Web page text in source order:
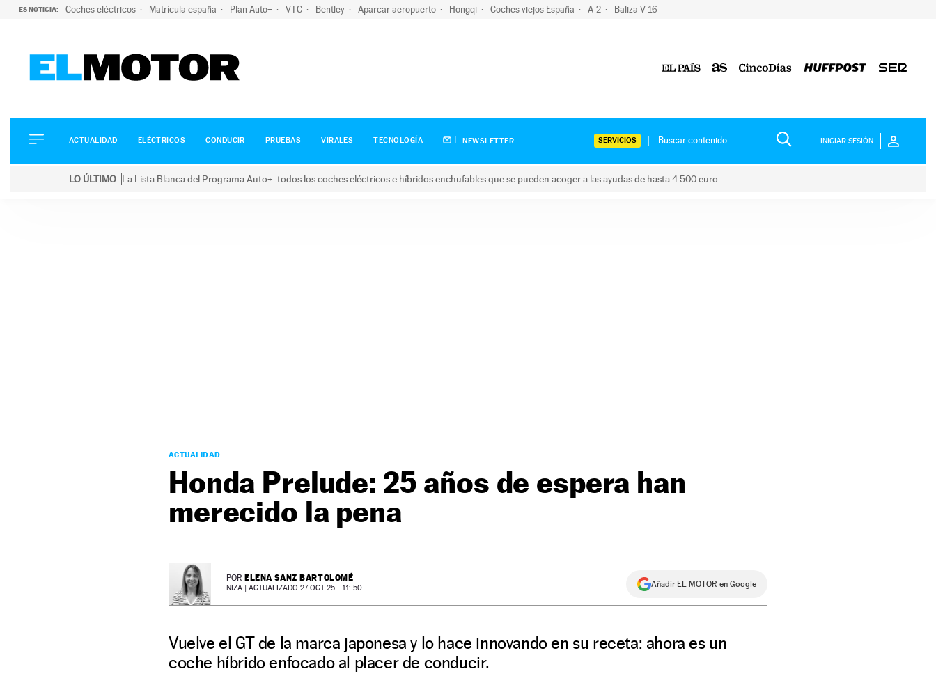
ES NOTICIA: Coches eléctricos Matrícula españa Plan Auto+ VTC Bentley Aparcar aeropuerto Hongqi Coches viejos España A-2 Baliza V-16
ELÉCTRICOS
CONDUCIR
ACTUALIDAD ELÉCTRICOS CONDUCIR PRUEBAS VIRALES TECNOLOGÍA NEWSLETTER SERVICIOS INICIAR SESIÓN
LO ÚLTIMO La Lista Blanca del Programa Auto+: todos los coches eléctricos e híbridos enchufables que se pueden acoger a las ayudas de hasta 4.500 euro
ACTUALIDAD
Honda Prelude: 25 años de espera han
merecido la pena
POR ELENA SANZ BARTOLOMÉ
NIZA | ACTUALIZADO 27 OCT 25 - 11: 50 Añadir EL MOTOR en Google
Vuelve el GT de la marca japonesa y lo hace innovando en su receta: ahora es un
coche híbrido enfocado al placer de conducir.